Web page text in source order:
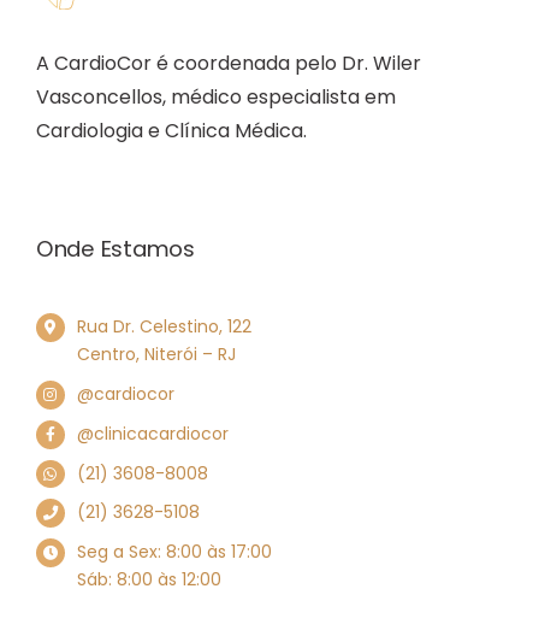
A CardioCor é coordenada pelo Dr. Wiler
Vasconcellos, médico especialista em
Cardiologia e Clínica Médica.
Onde Estamos
Rua Dr. Celestino, 122
Centro, Niterói – RJ
@cardiocor
@clinicacardiocor
(21) 3608-8008
(21) 3628-5108
Seg a Sex: 8:00 às 17:00
Sáb: 8:00 às 12:00